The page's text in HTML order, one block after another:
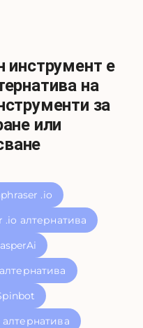
инструмент е
на
за
или
.io
.io алтернатива